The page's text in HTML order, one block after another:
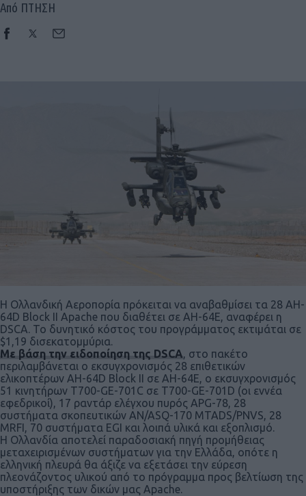
Από ΠΤΗΣΗ
Η Ολλανδική Αεροπορία πρόκειται να αναβαθμίσει τα 28 AH-
64D Block II Apache που διαθέτει σε AH-64E, αναφέρει η
DSCA. Το δυνητικό κόστος του προγράμματος εκτιμάται σε
$1,19 δισεκατομμύρια.
Με βάση την ειδοποίηση της DSCA, στο πακέτο
περιλαμβάνεται ο εκσυγχρονισμός 28 επιθετικών
ελικοπτέρων AH-64D Block II σε AH-64E, ο εκσυγχρονισμός
51 κινητήρων T700-GE-701C σε T700-GE-701D (οι εννέα
εφεδρικοί), 17 ραντάρ ελέγχου πυρός APG-78, 28
συστήματα σκοπευτικών AN/ASQ-170 MTADS/PNVS, 28
MRFI, 70 συστήματα EGI και λοιπά υλικά και εξοπλισμό.
Η Ολλανδία αποτελεί παραδοσιακή πηγή προμήθειας
μεταχειρισμένων συστήματων για την Ελλάδα, οπότε η
ελληνική πλευρά θα άξιζε να εξετάσει την εύρεση
πλεονάζοντος υλικού από το πρόγραμμα προς βελτίωση της
υποστήριξης των δικών μας Apache.